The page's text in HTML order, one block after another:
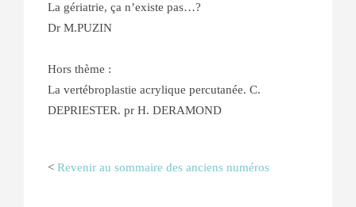
La gériatrie, ça n’existe pas…?
Dr M.PUZIN
Hors thème :
La vertébroplastie acrylique percutanée. C.
DEPRIESTER. pr H. DERAMOND
< Revenir au sommaire des anciens numéros